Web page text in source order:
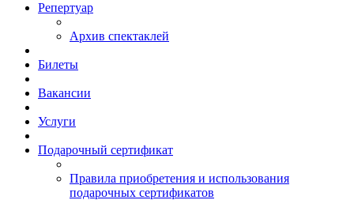
Репертуар
Архив спектаклей
Билеты
Вакансии
Услуги
Подарочный сертификат
Правила приобретения и использования
подарочных сертификатов